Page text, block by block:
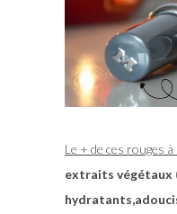
Le + de ces rouges à
extraits végétaux